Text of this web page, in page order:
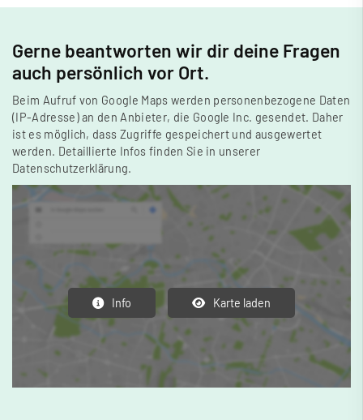
Gerne beantworten wir dir deine Fragen
auch persönlich vor Ort.
Beim Aufruf von Google Maps werden personenbezogene Daten
(IP-Adresse) an den Anbieter, die Google Inc. gesendet. Daher
ist es möglich, dass Zugriffe gespeichert und ausgewertet
werden. Detaillierte Infos finden Sie in unserer
Datenschutzerklärung.
Info Karte laden